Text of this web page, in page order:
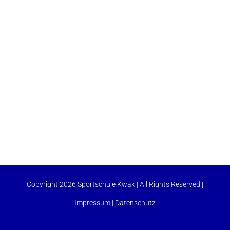
Copyright 2026 Sportschule Kwak | All Rights Reserved |
Impressum | Datenschutz